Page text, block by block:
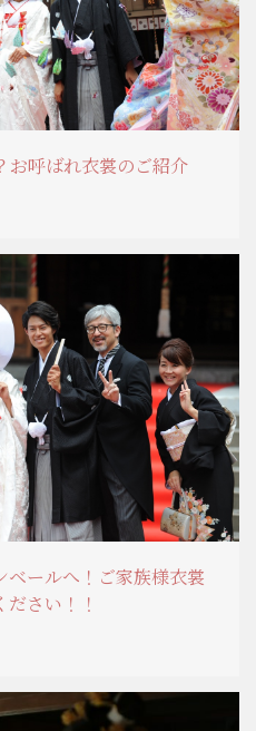
お呼ばれ衣裳のご紹介
ールへ！ご家族様衣裳
さい！！